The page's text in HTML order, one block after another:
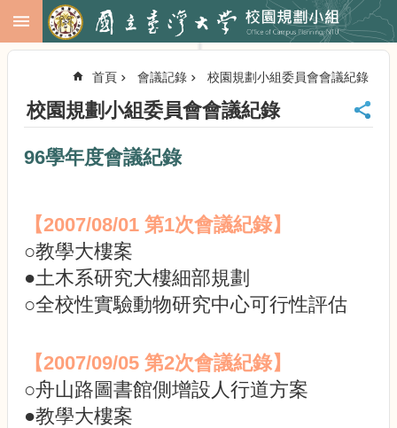
跳到主要內容區塊
回
頁
首
頁
校
務
會
務
發
展
規
首頁 會議記錄 校園規劃小組委員會會議紀錄
校園規劃小組委員會會議紀錄
96學年度會議紀錄
【2007/08/01 第1次會議紀錄】
○教學大樓案
●土木系研究大樓細部規劃
○全校性實驗動物研究中心可行性評估
【2007/09/05 第2次會議紀錄】
○舟山路圖書館側增設人行道方案
●教學大樓案